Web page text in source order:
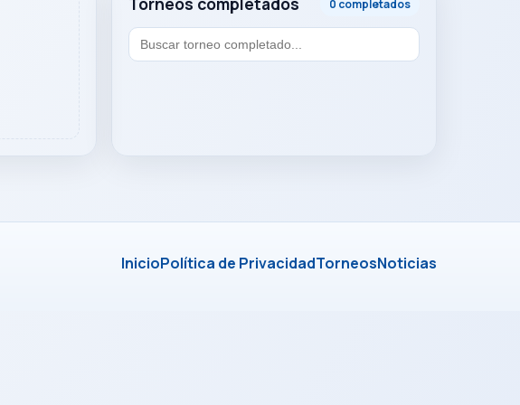
0 completados
InicioPolítica de PrivacidadTorneosNoticias